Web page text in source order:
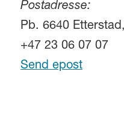
Postadresse:
Pb. 6640
+47 23 06 07 07
Send epost